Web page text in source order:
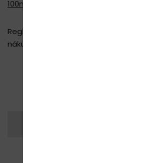
100ml
Registrací na LAVYcosmetics.com,
nákup ve výši 10%.